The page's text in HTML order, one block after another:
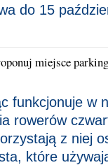
do 15
miejsce
funkcjonuje w
rowerów
z niej
które